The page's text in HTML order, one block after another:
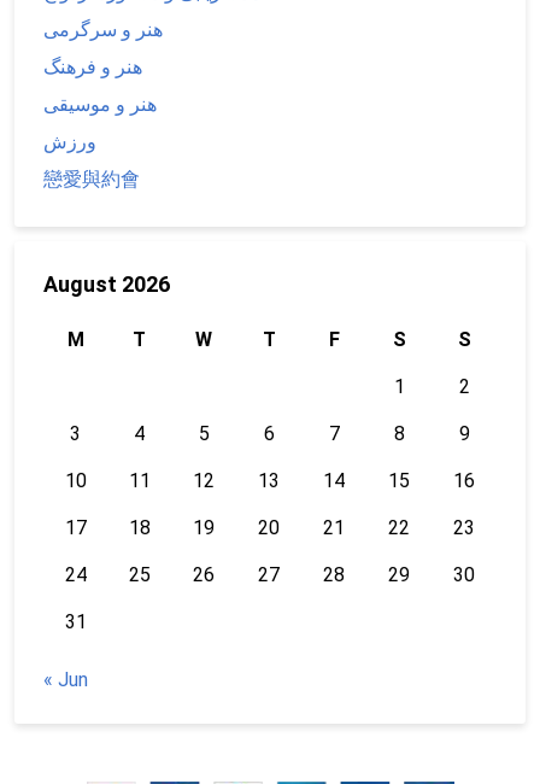
هنر و سرگرمی
هنر و فرهنگ
هنر و موسیقی
ورزش
戀愛與約會
August 2026
M T W T F S S
1 2
3 4 5 6 7 8 9
10 11 12 13 14 15 16
17 18 19 20 21 22 23
24 25 26 27 28 29 30
31
« Jun